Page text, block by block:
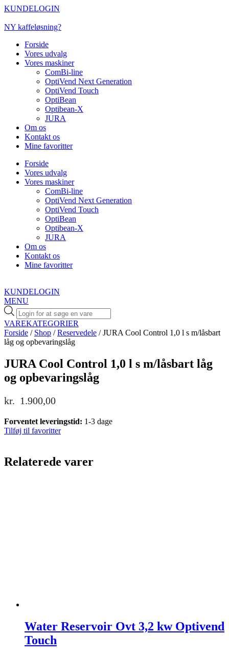
Videre
indhold
KUNDELOGIN
NY kaffeløsning?
Forside
Vores udvalg
Vores maskiner
ComBi-line
OptiVend Next Generation
OptiVend Touch
OptiBean
Optibean-X
JURA
Om os
Kontakt os
Mine favoritter
Forside
Vores udvalg
Vores maskiner
ComBi-line
OptiVend Next Generation
OptiVend Touch
OptiBean
Optibean-X
JURA
Om os
Kontakt os
Mine favoritter
KUNDELOGIN
MENU
Products
search
VAREKATEGORIER
Forside / Shop /Reservedele / JURA Cool Control 1,0 l s m/låsbart
låg og opbevaringslåg
JURA Cool Control 1,0 l s m/låsbart låg
og opbevaringslåg
kr. 1.900,00
Forventet leveringstid: 1-3 dage
Tilføj til favoritter
Relaterede varer
Water Reservoir Ovt 3,2 kw Optivend
Touch